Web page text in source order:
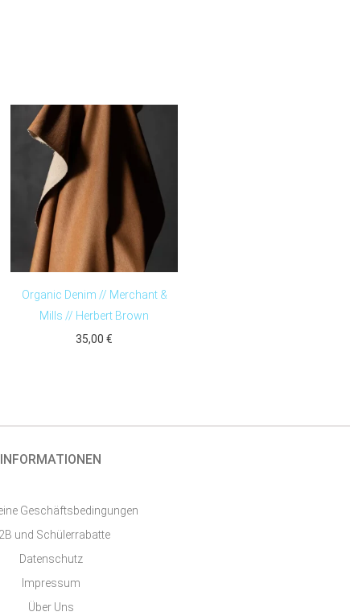
Organic Denim // Merchant &
Mills // Herbert Brown
35,00 €
INFORMATIONEN
Geschäftsbedingungen
und Schülerrabatte
Datenschutz
Impressum
Über Uns